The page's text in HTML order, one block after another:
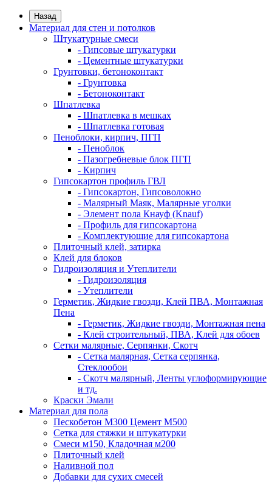
Назад
Материал для стен и потолков
Штукатурные смеси
- Гипсовые штукатурки
- Цементные штукатурки
Грунтовки, бетоноконтакт
- Грунтовка
- Бетоноконтакт
Шпатлевка
- Шпатлевка в мешках
- Шпатлевка готовая
Пеноблоки, кирпич, ПГП
- Пеноблок
- Пазогребневые блок ПГП
- Кирпич
Гипсокартон профиль ГВЛ
- Гипсокартон, Гипсоволокно
- Малярный Маяк, Малярные уголки
- Элемент пола Кнауф (Knauf)
- Профиль для гипсокартона
- Комплектующие для гипсокартона
Плиточный клей, затирка
Клей для блоков
Гидроизоляция и Утеплители
- Гидроизоляция
- Утеплители
Герметик, Жидкие гвозди, Клей ПВА, Монтажная
Пена
- Герметик, Жидкие гвозди, Монтажная пена
- Клей строительный, ПВА, Клей для обоев
Сетки малярные, Серпянки, Скотч
- Сетка малярная, Сетка серпянка,
Стеклообои
- Скотч малярный, Ленты углоформирующие
и тд.
Краски Эмали
Материал для пола
Пескобетон М300 Цемент М500
Сетка для стяжки и штукатурки
Смеси м150, Кладочная м200
Плиточный клей
Наливной пол
Добавки для сухих смесей